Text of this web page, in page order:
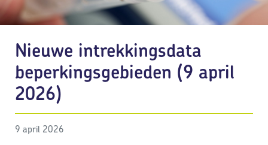
Nieuwe intrekkingsdata
beperkingsgebieden (9 april
2026)
9 april 2026